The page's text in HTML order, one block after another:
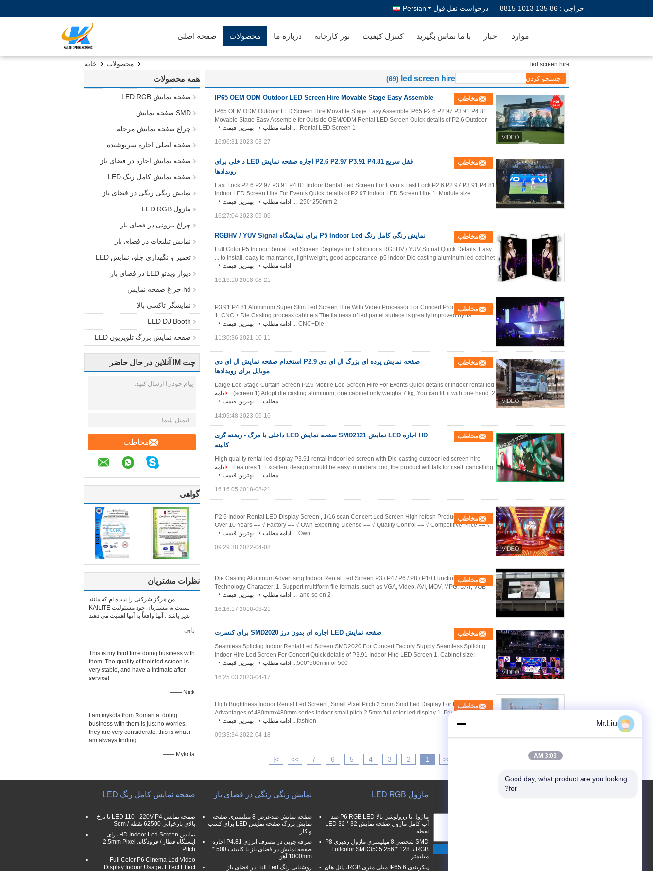
حراجی : 86-135-1013-8815 درخواست نقل قول Persian
صفحه اصلی محصولات درباره ما تور کارخانه کنترل کیفیت با ما تماس بگیرید اخبار موارد
خانه محصولات led screen hire
همه محصولات
صفحه نمایش LED RGB
SMD صفحه نمایش
چراغ صفحه نمایش مرحله
صفحه اصلی اجاره سرپوشیده
صفحه نمایش اجاره در فضای باز
صفحه نمایش کامل رنگ LED
نمایش رنگی رنگی در فضای باز
ماژول LED RGB
چراغ بیرونی در فضای باز
نمایش تبلیغات در فضای باز
تعمیر و نگهداری جلو، نمایش LED
دیوار ویدئو LED در فضای باز
hd چراغ صفحه نمایش
نمایشگر تاکسی بالا
LED DJ Booth
صفحه نمایش بزرگ تلویزیون LED
چت IM آنلاین در حال حاضر
مخاطب
گواهی
نظرات مشتریان
من هرگز شرکتی را ندیده ام که مانند
KAILITE نسبت به مشتریان خود مسئولیت
پذیر باشد ، آنها واقعاً به آنها اهمیت می دهند
—— رابی
This is my third time doing business with
them, The quality of their led screen is
very stable, and have a intimate after
service!
—— Nick
I am mykola from Romania. doing
business with them is just no worries.
they are very considerate, this is what i
am always finding
—— Mykola
led screen hire
(69)
IP65 OEM ODM Outdoor LED Screen Hire Movable Stage Easy Assemble مخاطب
IP65 OEM ODM Outdoor LED Screen Hire Movable Stage Easy Assemble IP65 P2.6 P2.97 P3.91 P4.81
Movable Stage Easy Assemble for Outside OEM/ODM Rental LED Screen Quick details of P2.6 Outdoor
Rental LED Screen 1. ...
ادامه مطلب بهترین قیمت
2023-03-27 16:06:31
قفل سریع P2.6 P2.97 P3.91 P4.81 اجاره صفحه نمایش LED داخلی برای
رویدادها
مخاطب
Fast Lock P2.6 P2.97 P3.91 P4.81 Indoor Rental Led Screen For Events Fast Lock P2.6 P2.97 P3.91 P4.81
Indoor LED Screen Hire For Events Quick details of P2.97 Indoor LED Screen Hire 1. Module size:
250*250mm 2. ...
ادامه مطلب بهترین قیمت
2023-05-06 16:27:04
نمایش رنگی کامل رنگ P5 Indoor Led برای نمایشگاه RGBHV / YUV Signal مخاطب
Full Color P5 Indoor Rental Led Screen Displays for Exhibitions RGBHV / YUV Signal Quick Details: Easy
to install, eaay to maintance, light weight, good appearance. p5 indoor Die casting aluminum led cabinet ...
ادامه مطلب
بهترین قیمت
2018-08-21 16:16:10
مخاطب
P3.91 P4.81 Aluminum Super Slim Led Screen Hire With Video Processor For Concert Product Description
1. CNC + Die Casting process cabinets The flatness of led panel surface is greatly improved by its
CNC+Die ...
ادامه مطلب بهترین قیمت
2021-10-11 11:30:36
صفحه نمایش پرده ای بزرگ ال ای دی P2.9 استخدام صفحه نمایش ال ای دی
موبایل برای رویدادها
مخاطب
Large Led Stage Curtain Screen P2.9 Mobile Led Screen Hire For Events Quick details of indoor rental led
screen 1) Adopt die casting aluminum, one cabinet only weighs 7 kg, You can lift it with one hand. 2) ...
ادامه
مطلب
بهترین قیمت
2023-06-16 14:09:48
HD اجاره LED نمایش SMD2121 صفحه نمایش LED داخلی با مرگ - ریخته گری
کابینه
مخاطب
High quality rental led display P3.91 rental indoor led screen with Die-casting outdoor led screen hire
Features 1. Excellent design should be easy to understood, the product will talk for itself, cancelling ...
ادامه
مطلب
بهترین قیمت
2018-08-21 16:16:05
مخاطب
P2.5 Indoor Rental LED Display Screen , 1/16 scan Concert Led Screen High refesh Product advantage √
Over 10 Years == √ Factory == √ Own Exporting License == √ Quality Control == √ Competitive Price == √
Own ...
ادامه مطلب بهترین قیمت
2022-04-08 09:29:38
مخاطبDie Casting Aluminum Advertising Indoor Rental Led Screen P3 / P4 / P6 / P8 / P10 Function and
Technology Character: 1. Support multiform file formats, such as VGA, Video, AVI, MOV, MPG, DAT, VOB
and so on 2. ...
ادامه مطلب بهترین قیمت
2018-08-21 16:16:17
صفحه نمایش LED اجاره ای بدون درز SMD2020 برای کنسرت مخاطب
Seamless Splicing Indoor Rental Led Screen SMD2020 For Concert Factory Supply Seamless Splicing
Indoor Hire Led Screen For Concert Quick details of P3.91 Indoor Hire LED Screen 1. Cabinet size:
500*500mm or 500...
ادامه مطلب بهترین قیمت
2023-04-17 16:25:03
مخاطب
High Brightness Indoor Rental Led Screen , Small Pixel Pitch 2.5mm Smd Led Display For Hire Screen
Advantages of 480mmx480mm series Indoor small pitch 2.5mm full color led display 1. Private led module,
fashion...
ادامه مطلب بهترین قیمت
2022-04-18 09:33:34
<<
1
2
3
4
5
6
7
>>
>|
صفحه نمایش کامل رنگ LED
صفحه نمایش LED 110 - 220V P4 با نرخ
بالای بازخوانی 62500 نقطه / Sqm
نمایش HD Indoor Led Screen برای
ایستگاه قطار / فرودگاه، 2.5mm Pixel
Pitch
Full Color P6 Cinema Led Video
Display Indoor Usage، Effect Effect
نمایش رنگی رنگی در فضای باز
صفحه نمایش ضدعرض 8 میلیمتری صفحه
نمایش بزرگ صفحه نمایش LED برای کسب
و کار
صرفه جویی در مصرف انرژی P4.81 اجاره
صفحه نمایش در فضای باز با کابینت 500 *
1000mm آهن
روشنایی رنگ Full Led در فضای باز
ماژول LED RGB
ماژول با رزولوشن بالا P6 RGB LED ضد
آب کامل ماژول صفحه نمایش LED 32 * 32
نقطه
SMD شخصی 8 میلیمتری ماژول رهبری P8
RGB با Fullcolor SMD3535 256 * 128
میلیمتر
پیکربندی IP65 6 میلی متری RGB، پانل های
Mr.Liu
3:03 AM
Good day, what product are you looking
for?